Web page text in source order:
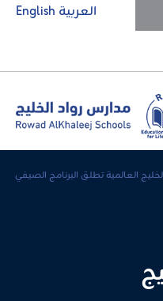
العربية English
العالمية تطلق البرنامج الصيفي